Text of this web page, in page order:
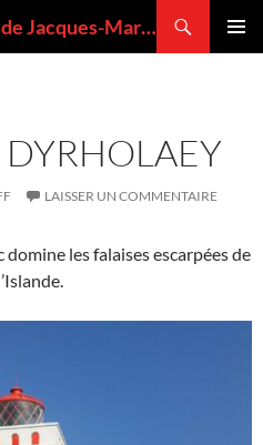
VOLCANMANIA : le blog de Jacques-Marie BARDINTZEFF, volcanologue
LAISSER UN COMMENTAIRE
les falaises escarpées de